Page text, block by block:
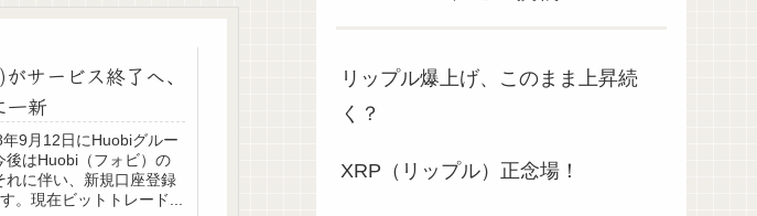
サービス終了へ、
一新
9月12日にHuobiグルー
後はHuobi（フォビ）の
れに伴い、新規口座登録
。現在ビットトレード...
リップル爆上げ、このまま上昇続
く？
XRP（リップル）正念場！